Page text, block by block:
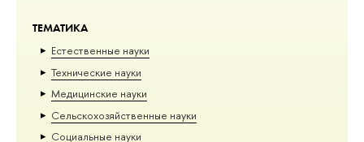
ТЕМАТИКА
Естественные науки
Тех­ничес­кие науки
Медицинские науки
Сельскохозяйственные науки
Социальные науки